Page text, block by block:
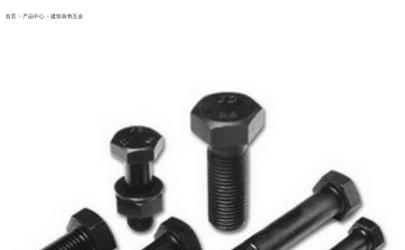
首页 > 产品中心 > 建筑装饰五金